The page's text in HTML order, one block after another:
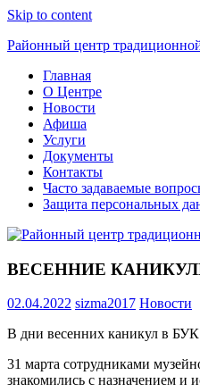
Skip to content
Районный центр
Главная
О Центре
Новости
Афиша
Услуги
Документы
Контакты
Часто задаваемые
Защита персональных
ВЕСЕННИЕ
02.04.2022 sizma2017 Новости
В дни весенних каникул в
31 марта сотрудниками
знакомились с назначением и